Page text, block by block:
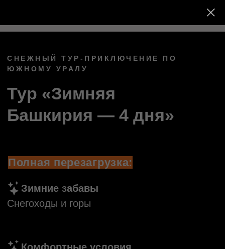
Тур «Зимняя
Полная перезагрузка:
Баня и личный повар